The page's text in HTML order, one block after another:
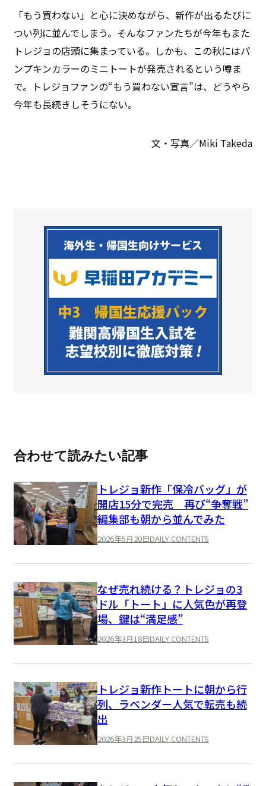
「もう買わない」と心に決めながら、新作が出るたびに
つい列に並んでしまう。そんなファンたちが今年もまた
トレジョの店頭に集まっている。しかも、この秋にはパ
ンプキンカラーのミニトートが発売されるという噂ま
で。トレジョファンの“もう買わない宣言”は、どうやら
今年も長続きしそうにない。
文・写真／Miki Takeda
合わせて読みたい記事
トレジョ新作「保冷バッグ」が
開店15分で完売 再び“争奪戦”
編集部も朝から並んでみた
2026年5月20日DAILY CONTENTS
なぜ売れ続ける？トレジョの3
ドル「トート」に人気色が再登
場、鍵は“満足感”
2026年3月18日DAILY CONTENTS
トレジョ新作トートに朝から行
列、ラベンダー人気で転売も続
出
2026年3月25日DAILY CONTENTS